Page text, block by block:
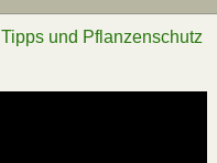
Tipps und Pflanzenschutz